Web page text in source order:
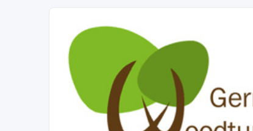
Drechseln und Kunsthandwerk
Der Treffpunkt für Drechsler und Freunde des Kunsthandwerks